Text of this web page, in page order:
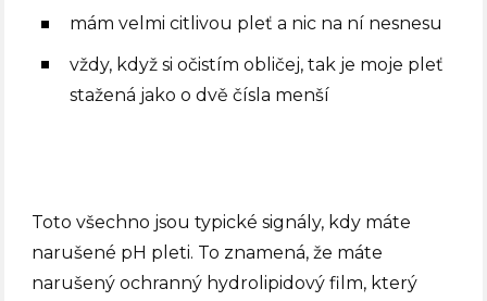
mám velmi citlivou pleť a nic na ní nesnesu
vždy, když si očistím obličej, tak je moje pleť
stažená jako o dvě čísla menší
Toto všechno jsou typické signály, kdy máte
narušené pH pleti. To znamená, že máte
narušený ochranný hydrolipidový film, který